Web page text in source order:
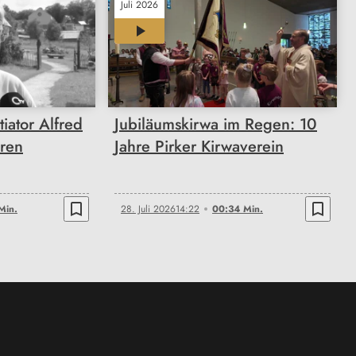
Alfred
bookmark_border
Juli 2026
00:34
Jubiläumskirwa im Regen: 10
Jahre Pirker Kirwaverein
28. Juli 202614:22 00:34 Min. bookmark_border